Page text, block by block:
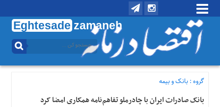
Eghtesade zamaneh
منوی
تماس
درباره
گروه :بانک و بیمه
بانک صادرات ایران با چادرملو تفاهم‌نامه همکاری امضا کرد